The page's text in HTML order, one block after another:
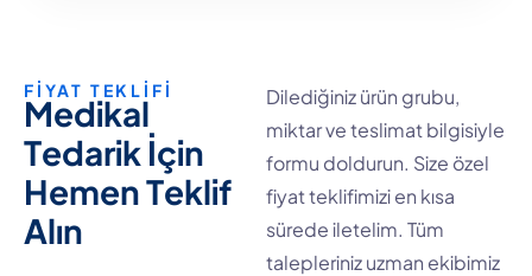
FİYAT TEKLİFİ
Medikal
Tedarik İçin
HemenTeklif
Alın
Dilediğiniz ürün grubu,
miktar ve teslimat bilgisiyle
formu doldurun. Size özel
fiyat teklifimizi en kısa
sürede iletelim. Tüm
talepleriniz uzman ekibimiz